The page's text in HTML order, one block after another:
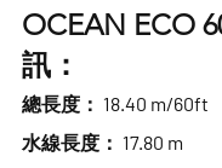
OCEAN ECO
訊：
總長度： 18.40 m/60ft
水線長度： 17.80 m